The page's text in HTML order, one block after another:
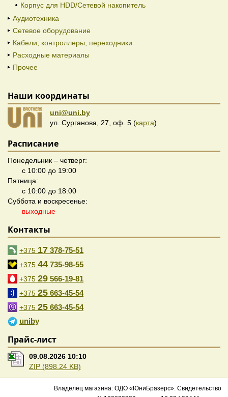
Корпус для HDD/Cетевой накопитель
Аудиотехника
Сетевое оборудование
Кабели, контроллеры, переходники
Расходные материалы
Прочее
Наши координаты
uni@uni.by
ул. Сурганова, 27, оф. 5 (карта)
Расписание
Понедельник – четверг:
с 10:00 до 19:00
Пятница:
с 10:00 до 18:00
Суббота и воскресенье:
выходные
Контакты
+375 17 378-75-51
+375 44 735-98-55
+375 29 566-19-81
+375 25 663-45-54
+375 25 663-45-54
uniby
Прайс-лист
09.08.2026 10:10
ZIP (898.24 KB)
Владелец магазина: ОДО «ЮниБразерс». Свидетельство